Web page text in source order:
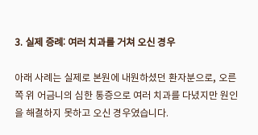
3. 실제 증례: 여러 치과를 거쳐 오신 경우
아래 사례는 실제로 본원에 내원하셨던 환자분으로, 오른
쪽 위 어금니의 심한 통증으로 여러 치과를 다녔지만 원인
을 해결하지 못하고 오신 경우였습니다.